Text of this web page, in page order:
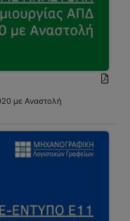
με Αναστολή